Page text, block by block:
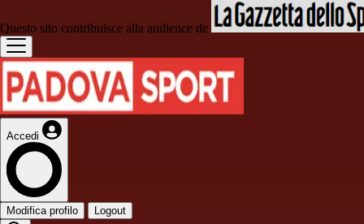
Questo sito contribuisce alla audience de
Accedi
Modifica profilo Logout